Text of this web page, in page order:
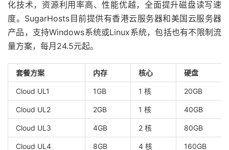
化技术，资源利用率高、性能优越，全面提升磁盘读写速
度。SugarHosts目前提供有香港云服务器和美国云服务器
产品，支持Windows系统或Linux系统，包括也有不限制流
量方案，每月24.5元起。
套餐方案 内存 核心 硬盘
Cloud UL1 1GB 1 核 20GB
Cloud UL2 2GB 1 核 40GB
Cloud UL3 4GB 2 核 80GB
Cloud UL4 8GB 4 核 160GB